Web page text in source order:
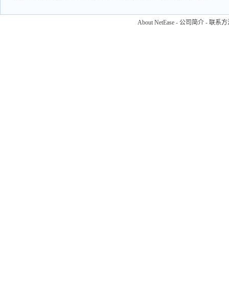
About NetEase - 公司简介 - 联系方